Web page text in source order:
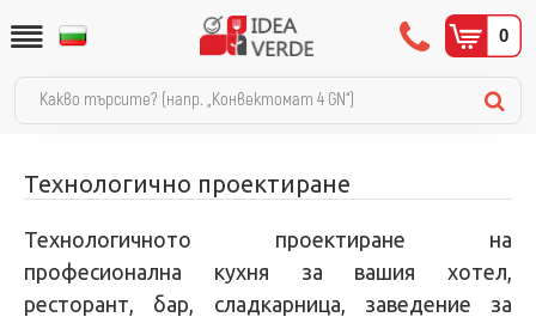
0
Технологично проектиране
Технологичното проектиране на
професионална кухня за вашия хотел,
ресторант, бар, сладкарница, заведение за